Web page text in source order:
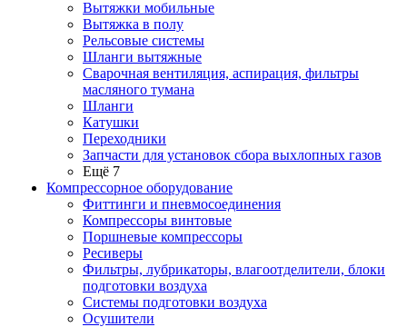
Вытяжки мобильные
Вытяжка в полу
Рельсовые системы
Шланги вытяжные
Сварочная вентиляция, аспирация, фильтры
масляного тумана
Шланги
Катушки
Переходники
Запчасти для установок сбора выхлопных газов
Ещё 7
Компрессорное оборудование
Фиттинги и пневмосоединения
Компрессоры винтовые
Поршневые компрессоры
Ресиверы
Фильтры, лубрикаторы, влагоотделители, блоки
подготовки воздуха
Системы подготовки воздуха
Осушители